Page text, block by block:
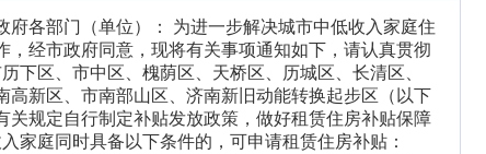
各部门（单位）： 为进一步解决城市中低收入家庭住
，经市政府同意，现将有关事项通知如下，请认真贯彻
下区、市中区、槐荫区、天桥区、历城区、长清区、
高新区、市南部山区、济南新旧动能转换起步区（以下
关规定自行制定补贴发放政策，做好租赁住房补贴保障
家庭同时具备以下条件的，可申请租赁住房补贴：